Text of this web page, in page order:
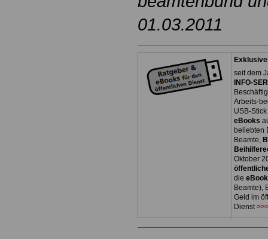
01.03.2011
seit dem
INFO-
Arbeits-
USB-
eBooks
beliebten
Beamte,
Oktober
die
Beamte),
Geld im
Dienst